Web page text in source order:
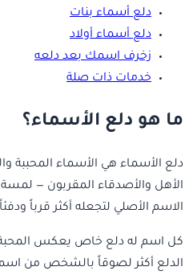
دلع أسماء بنات
دلع أسماء أولاد
زخرف اسمك بعد دلعه
خدمات ذات صلة
ما هو دلع الأسماء؟
دلع الأسماء هي الأسماء المحببة
الأهل والأصدقاء المقربون —
الاسم الأصلي لتجعله أكثر قرباً
كل اسم له دلع خاص يعكس المحبة
الدلع أكثر لصوقاً بالشخص من